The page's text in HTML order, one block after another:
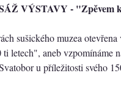
VÝSTAVY - "Zpěvem
sušického muzea
letech", aneb vzpomínáme
u příležitosti svého